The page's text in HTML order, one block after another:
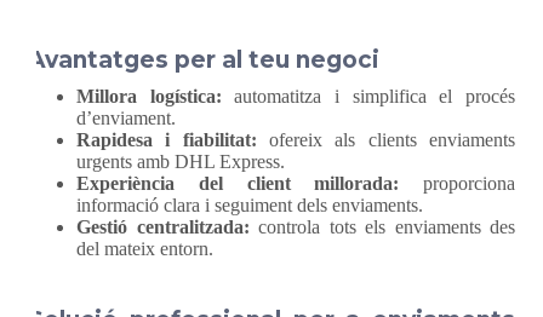
Avantatges per al teu negoci
Millora logística: automatitza i simplifica el procés
d’enviament.
Rapidesa i fiabilitat: ofereix als clients enviaments
urgents amb DHL Express.
Experiència del client millorada: proporciona
informació clara i seguiment dels enviaments.
Gestió centralitzada: controla tots els enviaments des
del mateix entorn.